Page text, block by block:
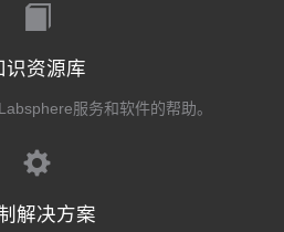
识资源库
服务和软件的帮助。
解决方案